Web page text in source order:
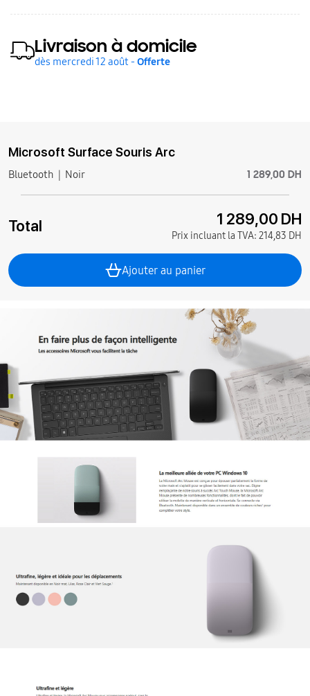
Livraison à domicile
dès mercredi 12 août - Offerte
Microsoft Surface Souris Arc
Bluetooth Noir 1 289,00 DH
Total 1 289,00 DH
Prix incluant la TVA: 214,83 DH
Ajouter au panier